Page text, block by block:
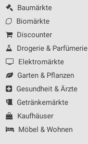
Baumärkte
Biomärkte
Discounter
Drogerie & Parfümerie
Elektromärkte
Garten & Pflanzen
Gesundheit & Ärzte
Getränkemärkte
Kaufhäuser
Möbel & Wohnen